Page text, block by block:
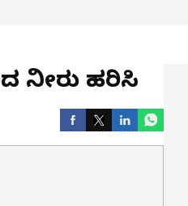
ನೀರು ಹರಿಸಿ